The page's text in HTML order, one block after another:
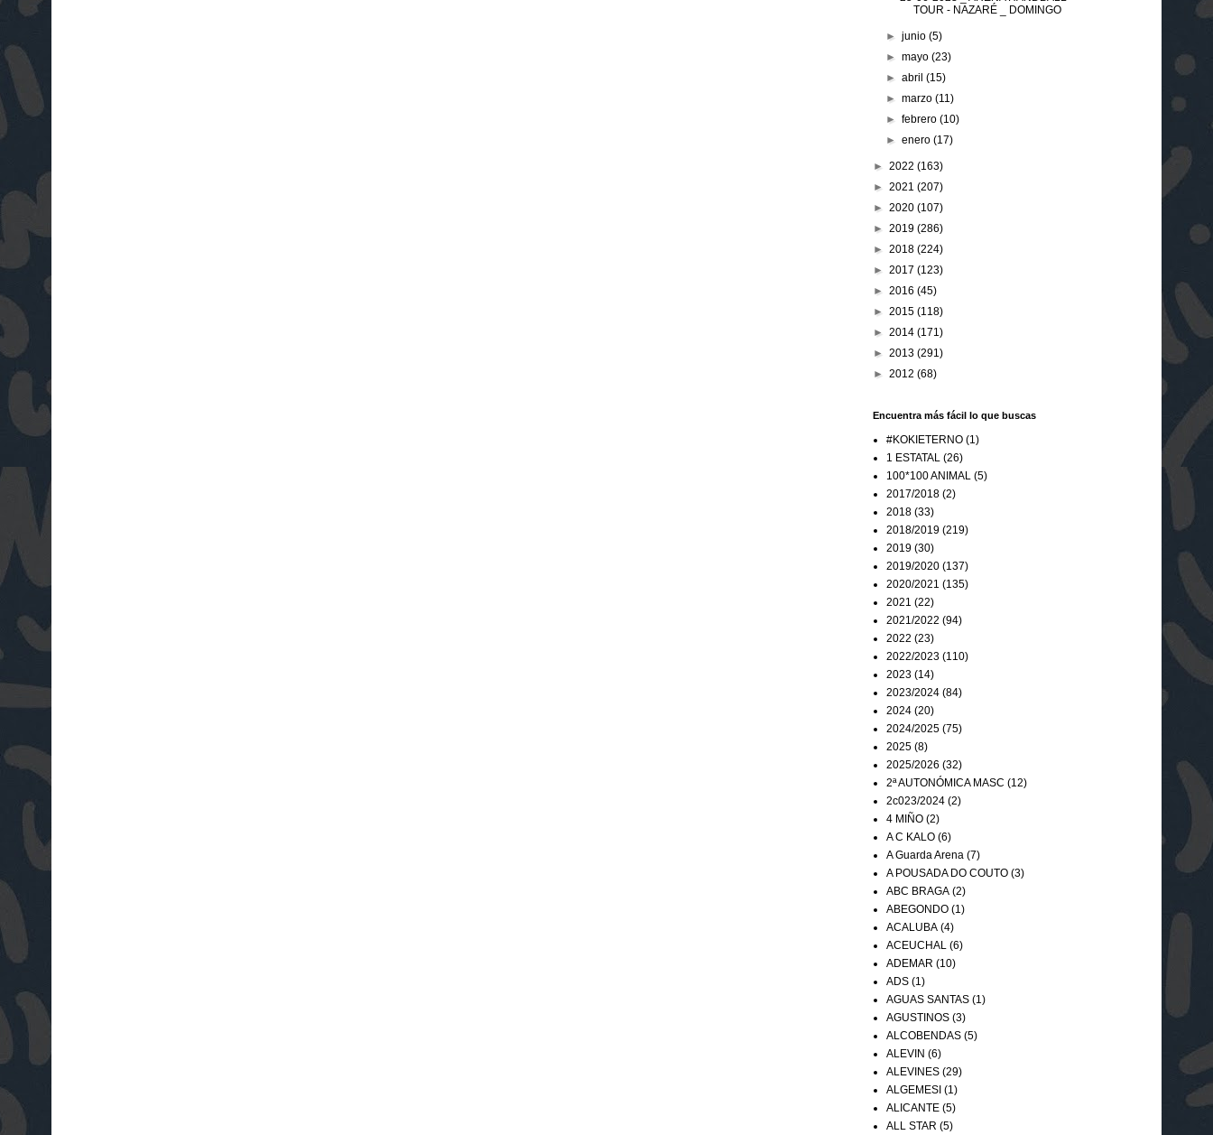
TOUR - NAZARÉ _ DOMINGO
►junio(5)
►mayo(23)
►abril(15)
►marzo(11)
►febrero(10)
►enero(17)
► 2022 (163)
► 2021 (207)
► 2020 (107)
► 2019 (286)
► 2018 (224)
► 2017 (123)
► 2016 (45)
► 2015 (118)
► 2014 (171)
► 2013 (291)
► 2012 (68)
Encuentra más fácil lo que buscas
#KOKIETERNO (1)
1 ESTATAL (26)
100*100 ANIMAL (5)
2017/2018 (2)
2018 (33)
2018/2019 (219)
2019 (30)
2019/2020 (137)
2020/2021 (135)
2021 (22)
2021/2022 (94)
2022 (23)
2022/2023 (110)
2023 (14)
2023/2024 (84)
2024 (20)
2024/2025 (75)
2025 (8)
2025/2026 (32)
2ª AUTONÓMICA MASC (12)
2c023/2024 (2)
4 MIÑO (2)
A C KALO (6)
A Guarda Arena (7)
A POUSADA DO COUTO (3)
ABC BRAGA (2)
ABEGONDO (1)
ACALUBA (4)
ACEUCHAL (6)
ADEMAR (10)
ADS (1)
AGUAS SANTAS (1)
AGUSTINOS (3)
ALCOBENDAS (5)
ALEVIN (6)
ALEVINES (29)
ALGEMESI (1)
ALICANTE (5)
ALL STAR (5)